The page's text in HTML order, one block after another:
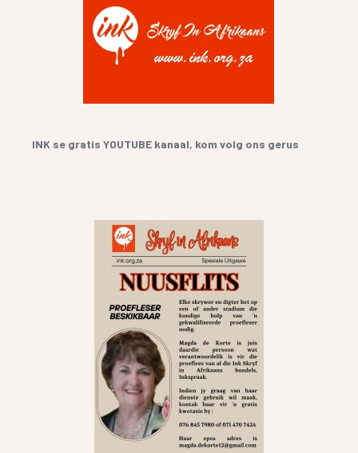
INK se gratis YOUTUBE kanaal, kom volg ons gerus